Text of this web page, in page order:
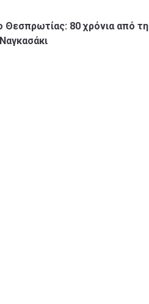
Θεσπρωτίας: 80 χρόνια από τη